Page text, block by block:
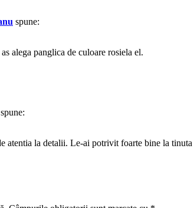
spune:
alega panglica de culoare rosiela el.
spune:
atentia la detalii. Le-ai potrivit foarte bine la tinuta